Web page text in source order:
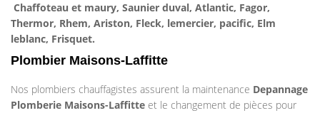
Chaffoteau et maury, Saunier duval, Atlantic, Fagor,
Thermor, Rhem, Ariston, Fleck, lemercier, pacific, Elm
leblanc, Frisquet.
Plombier Maisons-Laffitte
Nos plombiers chauffagistes assurent la maintenance Depannage
Plomberie Maisons-Laffitte et le changement de pièces pour